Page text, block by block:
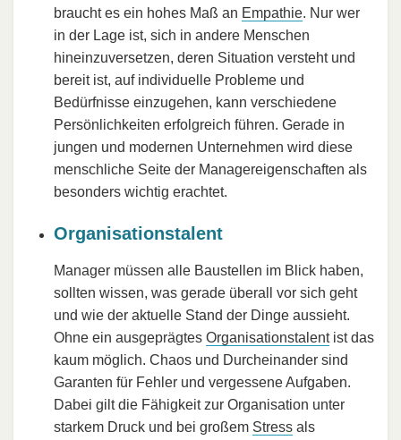
braucht es ein hohes Maß an Empathie. Nur wer
in der Lage ist, sich in andere Menschen
hineinzuversetzen, deren Situation versteht und
bereit ist, auf individuelle Probleme und
Bedürfnisse einzugehen, kann verschiedene
Persönlichkeiten erfolgreich führen. Gerade in
jungen und modernen Unternehmen wird diese
menschliche Seite der Managereigenschaften als
besonders wichtig erachtet.
Organisationstalent
Manager müssen alle Baustellen im Blick haben,
sollten wissen, was gerade überall vor sich geht
und wie der aktuelle Stand der Dinge aussieht.
Ohne ein ausgeprägtes Organisationstalentist das
kaum möglich. Chaos und Durcheinander sind
Garanten für Fehler und vergessene Aufgaben.
Dabei gilt die Fähigkeit zur Organisation unter
starkem Druck und bei großem Stress als